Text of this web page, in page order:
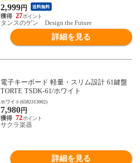
2,999円 送料無料
27
タンスのゲン Design the Future
詳細を見る
電子キーボード 軽量・スリム設計 61鍵盤
TORTE TSDK-61/ホワイト
ホワイト(6582313002)
7,980円
72
サクラ楽器
詳細を見る